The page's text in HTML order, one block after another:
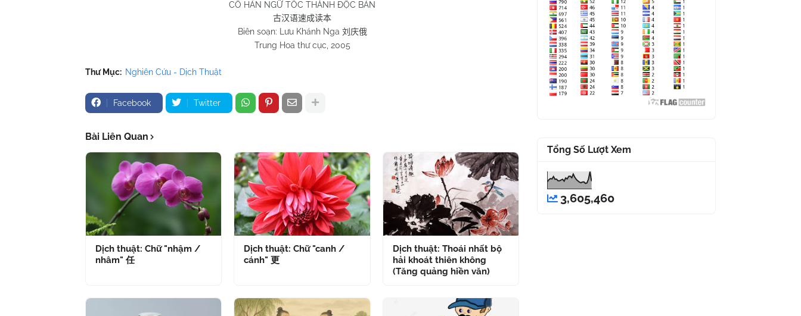
CỔ HÁN NGỮ TỐC THÀNH ĐỘC BẢN
古汉语速成读本
Biên soạn: Lưu Khánh Nga 刘庆俄
Trung Hoa thư cục, 2005
Thư Mục: Nghiên Cứu - Dịch Thuật
Facebook Twitter
Bài Liên Quan
Dịch thuật: Chữ "nhậm /
nhâm" 任
Dịch thuật: Chữ "canh /
cánh" 更
Dịch thuật: Thoái nhất bộ
hải khoát thiên không
(Tăng quảng hiền văn)
Tổng Số Lượt Xem
3,605,460